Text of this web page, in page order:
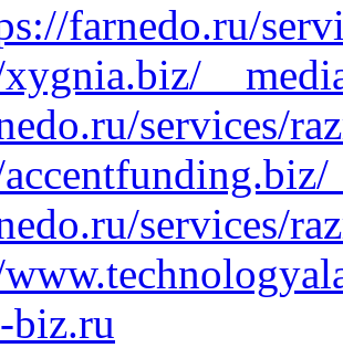
farnedo.ru/
services/
services/
biz.ru